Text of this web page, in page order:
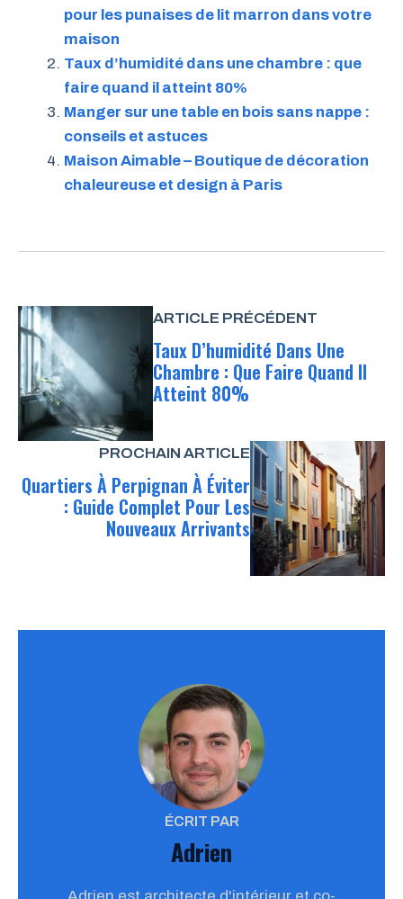
pour les punaises de lit marron dans votre
maison
Taux d’humidité dans une chambre : que
faire quand il atteint 80%
Manger sur une table en bois sans nappe :
conseils et astuces
Maison Aimable – Boutique de décoration
chaleureuse et design à Paris
ARTICLE PRÉCÉDENT
Taux D’humidité Dans Une
Chambre : Que Faire Quand Il
Atteint 80%
PROCHAIN ARTICLE
Quartiers À Perpignan À Éviter
: Guide Complet Pour Les
Nouveaux Arrivants
ÉCRIT PAR
Adrien